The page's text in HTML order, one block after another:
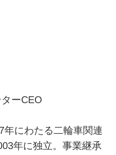
ーCEO
年にわたる二輪車関連
年に独立。事業継承